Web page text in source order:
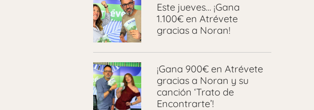
Este jueves… ¡Gana
1.100€ en Atrévete
gracias a Noran!
¡Gana 900€ en Atrévete
gracias a Noran y su
canción ‘Trato de
Encontrarte’!